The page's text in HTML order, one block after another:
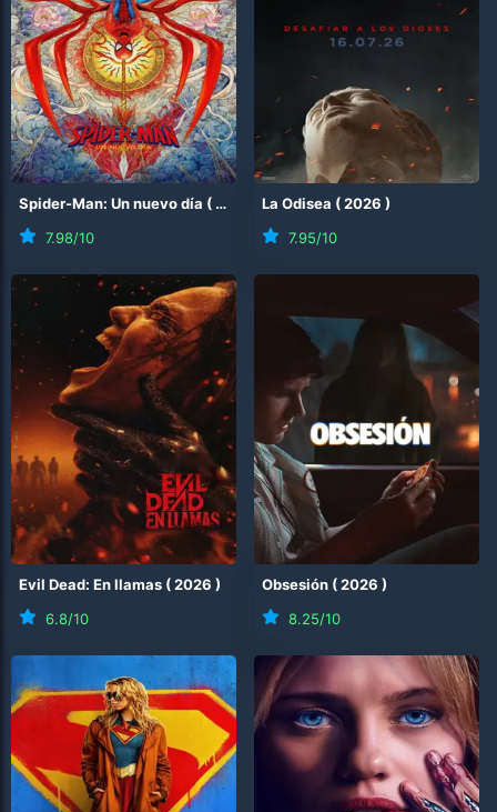
Spider-Man: Un nuevo día ( 2026
7.98/10
La Odisea (2026 )
7.95/10
Evil Dead: En llamas (2026 )
6.8/10
Obsesión (2026 )
8.25/10